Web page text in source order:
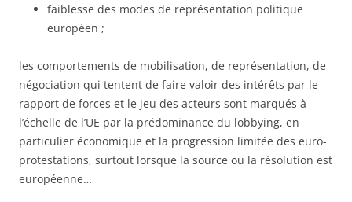
faiblesse des modes de représentation politique
européen ;
les comportements de mobilisation, de représentation, de
négociation qui tentent de faire valoir des intérêts par le
rapport de forces et le jeu des acteurs sont marqués à
l’échelle de l’UE par la prédominance du lobbying, en
particulier économique et la progression limitée des euro-
protestations, surtout lorsque la source ou la résolution est
européenne…